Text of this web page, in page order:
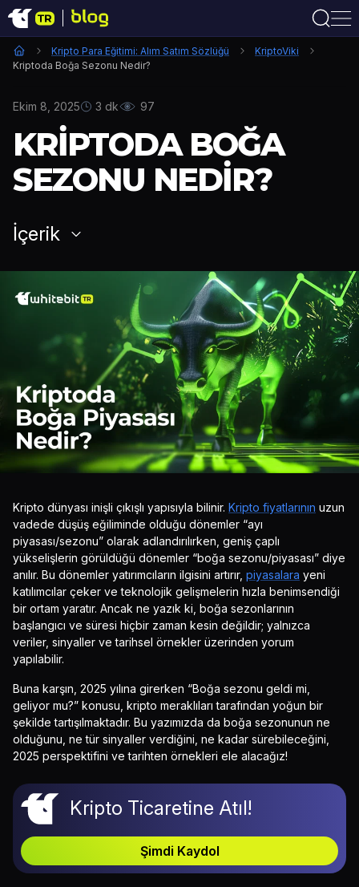
Kripto Para Eğitimi: Alım Satım Sözlüğü
KriptoViki
Kriptoda Boğa Sezonu Nedir?
Ekim 8, 2025 3 dk 97
KRIPTODA BOĞA
SEZONU NEDIR?
İçerik
Kripto dünyası inişli çıkışlı yapısıyla bilinir. Kripto fiyatlarının uzun
vadede düşüş eğiliminde olduğu dönemler “ayı
piyasası/sezonu” olarak adlandırılırken, geniş çaplı
yükselişlerin görüldüğü dönemler “boğa sezonu/piyasası” diye
anılır. Bu dönemler yatırımcıların ilgisini artırır, piyasalara yeni
katılımcılar çeker ve teknolojik gelişmelerin hızla benimsendiği
bir ortam yaratır. Ancak ne yazık ki, boğa sezonlarının
başlangıcı ve süresi hiçbir zaman kesin değildir; yalnızca
veriler, sinyaller ve tarihsel örnekler üzerinden yorum
yapılabilir.
Buna karşın, 2025 yılına girerken “Boğa sezonu geldi mi,
geliyor mu?” konusu, kripto meraklıları tarafından yoğun bir
şekilde tartışılmaktadır. Bu yazımızda da boğa sezonunun ne
olduğunu, ne tür sinyaller verdiğini, ne kadar sürebileceğini,
2025 perspektifini ve tarihten örnekleri ele alacağız!
Kripto Ticaretine Atıl!
Şimdi Kaydol